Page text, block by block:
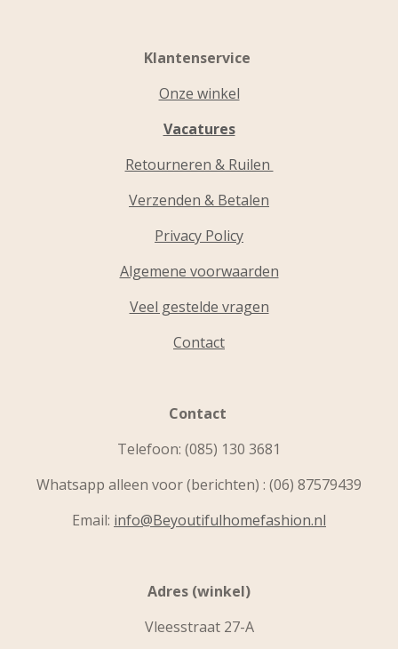
Klantenservice
Onze winkel
Vacatures
Retourneren & Ruilen
Verzenden & Betalen
Privacy Policy
Algemene voorwaarden
Veel gestelde vragen
Contact
Contact
Telefoon: (085) 130 3681
Whatsapp alleen voor (berichten) : (06) 87579439
Email: info@Beyoutifulhomefashion.nl
Adres (winkel)
Vleesstraat 27-A